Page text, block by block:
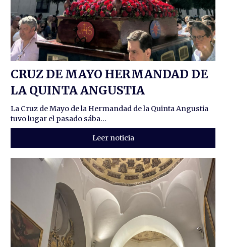
CRUZ DE MAYO HERMANDAD DE
LA QUINTA ANGUSTIA
La Cruz de Mayo de la Hermandad de la Quinta Angustia
tuvo lugar el pasado sába...
Leer noticia